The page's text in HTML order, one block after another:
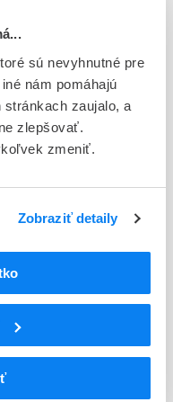
sú nevyhnutné pre
nám pomáhajú
zaujalo, a
zlepšovať.
zmeniť.
Zobraziť detaily